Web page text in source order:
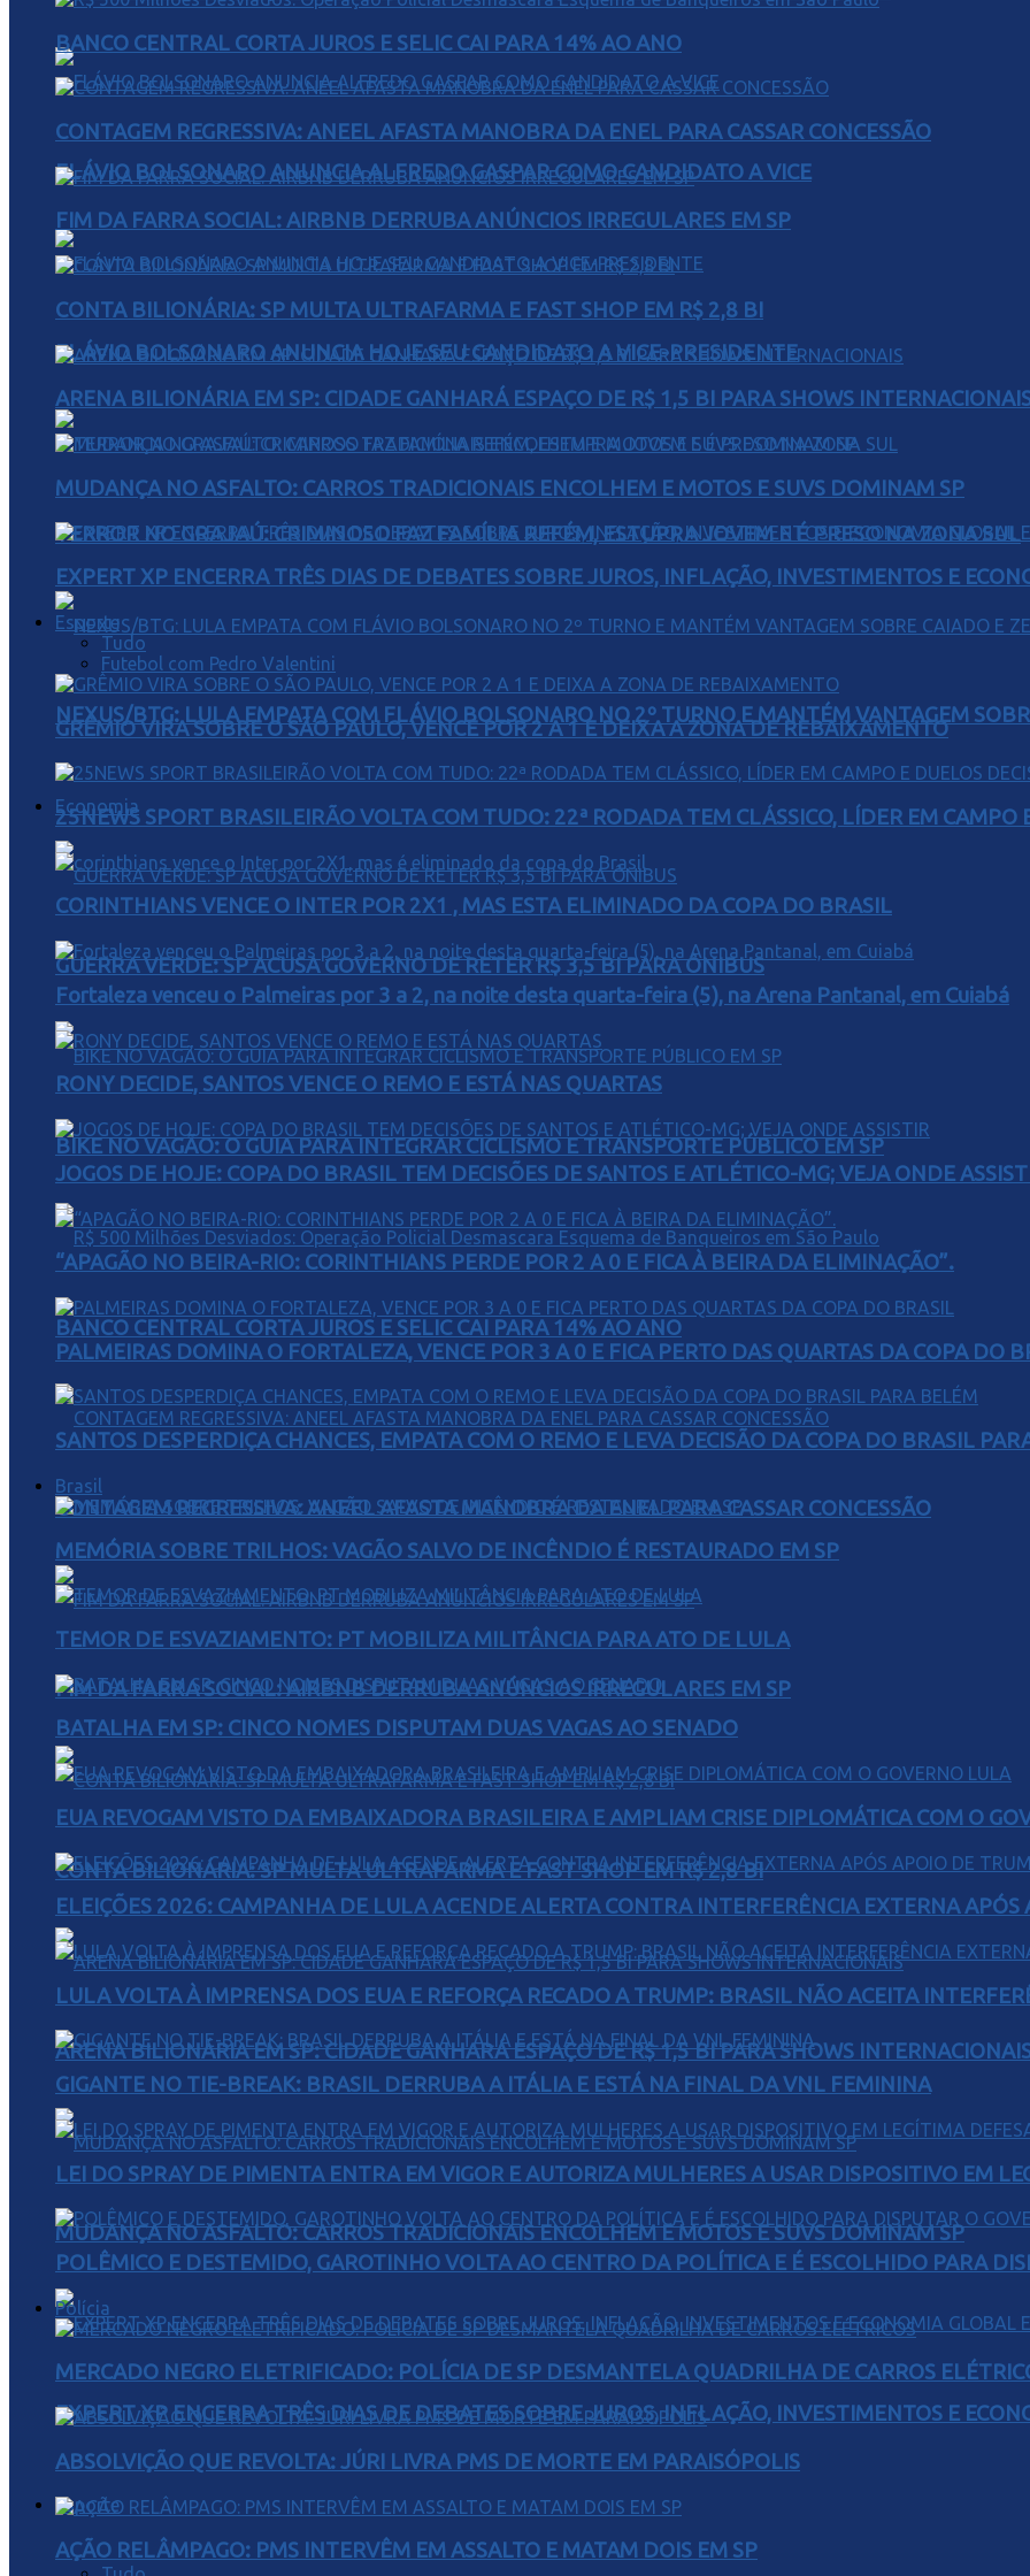
FLÁVIO BOLSONARO ANUNCIA ALFREDO GASPAR COMO CANDIDATO A VICE
FLÁVIO BOLSONARO ANUNCIA HOJE SEU CANDIDATO A VICE-PRESIDENTE
TERROR NO GRAJAÚ: CRIMINOSO FAZ FAMÍLIA REFÉM, ESTUPRA JOVEM E É PRESO NA ZONA SUL
NEXUS/BTG: LULA EMPATA COM FLÁVIO BOLSONARO NO 2º TURNO E MANTÉM VANTAGEM
Economia
GUERRA VERDE: SP ACUSA GOVERNO DE RETER R$ 3,5 BI PARA ÔNIBUS
BIKE NO VAGÃO: O GUIA PARA INTEGRAR CICLISMO E TRANSPORTE PÚBLICO EM SP
BANCO CENTRAL CORTA JUROS E SELIC CAI PARA 14% AO ANO
CONTAGEM REGRESSIVA: ANEEL AFASTA MANOBRA DA ENEL PARA CASSAR CONCESSÃO
FIM DA FARRA SOCIAL: AIRBNB DERRUBA ANÚNCIOS IRREGULARES EM SP
CONTA BILIONÁRIA: SP MULTA ULTRAFARMA E FAST SHOP EM R$ 2,8 BI
ARENA BILIONÁRIA EM SP: CIDADE GANHARÁ ESPAÇO DE R$ 1,5 BI PARA SHOWS
MUDANÇA NO ASFALTO: CARROS TRADICIONAIS ENCOLHEM E MOTOS E SUVS DOMINAM SP
EXPERT XP ENCERRA TRÊS DIAS DE DEBATES SOBRE JUROS, INFLAÇÃO, INVESTIMENTOS E
Esporte
BANCO CENTRAL CORTA JUROS E SELIC CAI PARA 14% AO ANO
CONTAGEM REGRESSIVA: ANEEL AFASTA MANOBRA DA ENEL PARA CASSAR CONCESSÃO
FIM DA FARRA SOCIAL: AIRBNB DERRUBA ANÚNCIOS IRREGULARES EM SP
CONTA BILIONÁRIA: SP MULTA ULTRAFARMA E FAST SHOP EM R$ 2,8 BI
ARENA BILIONÁRIA EM SP: CIDADE GANHARÁ ESPAÇO DE R$ 1,5 BI PARA SHOWS
MUDANÇA NO ASFALTO: CARROS TRADICIONAIS ENCOLHEM E MOTOS E SUVS DOMINAM SP
EXPERT XP ENCERRA TRÊS DIAS DE DEBATES SOBRE JUROS, INFLAÇÃO, INVESTIMENTOS E
Esporte
Tudo
Futebol com Pedro Valentini
GRÊMIO VIRA SOBRE O SÃO PAULO, VENCE POR 2 A 1 E DEIXA A ZONA DE REBAIXAMENTO
25NEWS SPORT BRASILEIRÃO VOLTA COM TUDO: 22ª RODADA TEM CLÁSSICO, LÍDER EM CAMPO
CORINTHIANS VENCE O INTER POR 2X1 , MAS ESTA ELIMINADO DA COPA DO BRASIL
Fortaleza venceu o Palmeiras por 3 a 2, na noite desta quarta-feira (5), na Arena Pantanal, em Cuiabá
RONY DECIDE, SANTOS VENCE O REMO E ESTÁ NAS QUARTAS
JOGOS DE HOJE: COPA DO BRASIL TEM DECISÕES DE SANTOS E ATLÉTICO-MG; VEJA ONDE
“APAGÃO NO BEIRA-RIO: CORINTHIANS PERDE POR 2 A 0 E FICA À BEIRA DA ELIMINAÇÃO”.
PALMEIRAS DOMINA O FORTALEZA, VENCE POR 3 A 0 E FICA PERTO DAS QUARTAS DA COPA DO
SANTOS DESPERDIÇA CHANCES, EMPATA COM O REMO E LEVA DECISÃO DA COPA DO BRASIL
Brasil
MEMÓRIA SOBRE TRILHOS: VAGÃO SALVO DE INCÊNDIO É RESTAURADO EM SP
TEMOR DE ESVAZIAMENTO: PT MOBILIZA MILITÂNCIA PARA ATO DE LULA
BATALHA EM SP: CINCO NOMES DISPUTAM DUAS VAGAS AO SENADO
EUA REVOGAM VISTO DA EMBAIXADORA BRASILEIRA E AMPLIAM CRISE DIPLOMÁTICA COM O
ELEIÇÕES 2026: CAMPANHA DE LULA ACENDE ALERTA CONTRA INTERFERÊNCIA EXTERNA
LULA VOLTA À IMPRENSA DOS EUA E REFORÇA RECADO A TRUMP: BRASIL NÃO ACEITA
GIGANTE NO TIE-BREAK: BRASIL DERRUBA A ITÁLIA E ESTÁ NA FINAL DA VNL FEMININA
LEI DO SPRAY DE PIMENTA ENTRA EM VIGOR E AUTORIZA MULHERES A USAR DISPOSITIVO EM
POLÊMICO E DESTEMIDO, GAROTINHO VOLTA AO CENTRO DA POLÍTICA E É ESCOLHIDO PARA
Polícia
MERCADO NEGRO ELETRIFICADO: POLÍCIA DE SP DESMANTELA QUADRILHA DE CARROS
ABSOLVIÇÃO QUE REVOLTA: JÚRI LIVRA PMS DE MORTE EM PARAISÓPOLIS
AÇÃO RELÂMPAGO: PMS INTERVÊM EM ASSALTO E MATAM DOIS EM SP